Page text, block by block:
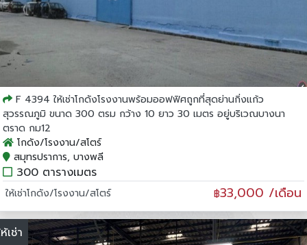
F 4394 ให้เช่าโกดังโรงงานพร้อมออฟฟิศถูกที่สุดย่านกิ่งแก้ว
สุวรรณภูมิ ขนาด 300 ตรม กว้าง 10 ยาว 30 เมตร อยู่บริเวณบางนา
ตราด กม12
โกดัง/โรงงาน/สโตร์
สมุทรปราการ, บางพลี
300 ตารางเมตร
ให้เช่าโกดัง/โรงงาน/สโตร์ ฿33,000 /เดือน
เช่า